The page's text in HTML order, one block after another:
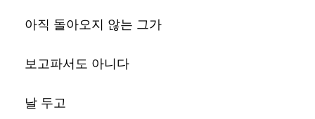
아직 돌아오지 않는 그가
보고파서도 아니다
날 두고